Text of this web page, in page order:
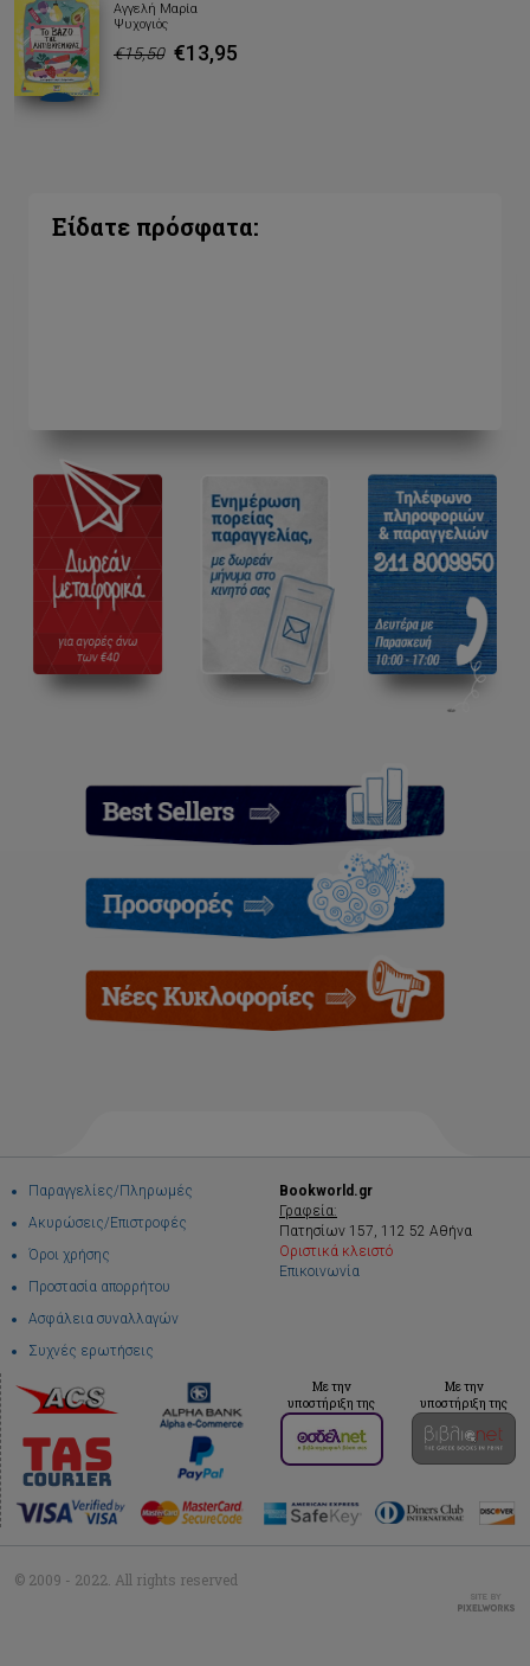
Αγγελή Μαρία
Ψυχογιός
€15,50 €13,95
Είδατε πρόσφατα:
Παραγγελίες/Πληρωμές
Ακυρώσεις/Επιστροφές
Όροι χρήσης
Προστασία απορρήτου
Ασφάλεια συναλλαγών
Συχνές ερωτήσεις
Bookworld.gr
Γραφεία:
Πατησίων 157, 112 52 Αθήνα
Οριστικά κλειστό
Επικοινωνία
Με την
υποστήριξη της
Με την
υποστήριξη της
© 2009 - 2022. All rights reserved